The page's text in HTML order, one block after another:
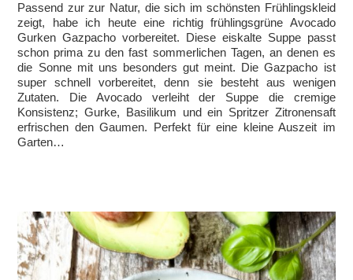
Passend zur zur Natur, die sich im schönsten Frühlingskleid
zeigt, habe ich heute eine richtig frühlingsgrüne Avocado
Gurken Gazpacho vorbereitet. Diese eiskalte Suppe passt
schon prima zu den fast sommerlichen Tagen, an denen es
die Sonne mit uns besonders gut meint. Die Gazpacho ist
super schnell vorbereitet, denn sie besteht aus wenigen
Zutaten. Die Avocado verleiht der Suppe die cremige
Konsistenz; Gurke, Basilikum und ein Spritzer Zitronensaft
erfrischen den Gaumen. Perfekt für eine kleine Auszeit im
Garten…